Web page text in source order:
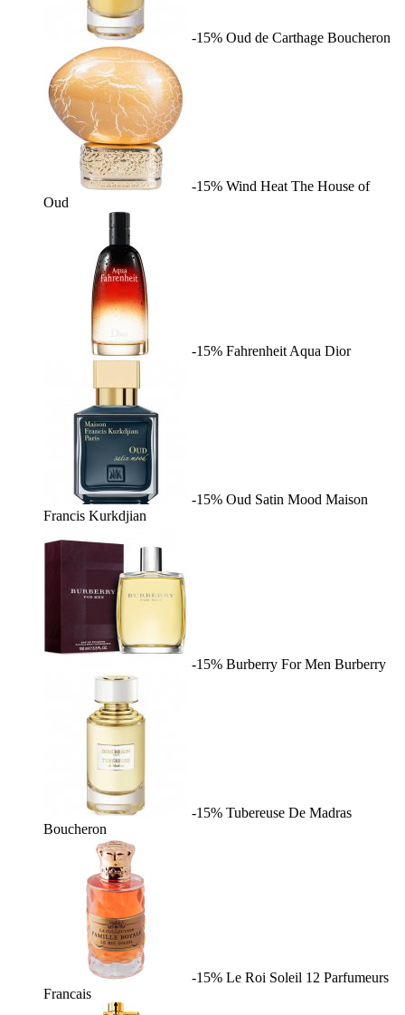
-15% Oud de Carthage Boucheron
-15% Wind Heat The House of
Oud
-15% Fahrenheit Aqua Dior
-15% Oud Satin Mood Maison
Francis Kurkdjian
-15% Burberry For Men Burberry
-15% Tubereuse De Madras
Boucheron
-15% Le Roi Soleil 12 Parfumeurs
Francais